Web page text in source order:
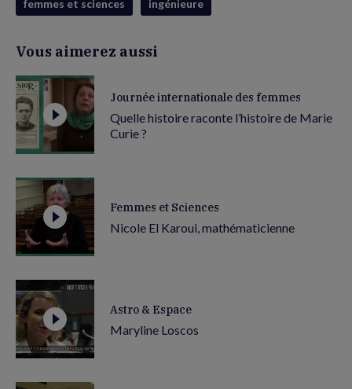
femmes et sciences
ingénieure
Vous aimerez aussi
Journée internationale des femmes
Quelle histoire raconte l’histoire de Marie
Curie ?
Femmes et Sciences
Nicole El Karoui, mathématicienne
Astro & Espace
Maryline Loscos